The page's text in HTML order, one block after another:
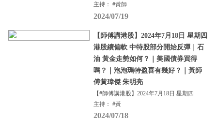
主持： #黃師
2024/07/19
【師傅講港股】2024年7月18日 星期四
港股續偏軟 中特股部分開始反彈｜石
油 黃金走勢如何？｜美國債券買得
嗎？｜泡泡瑪特盈喜有幾好？｜黃師
傅黃瑋傑 朱明亮
【#師傅講港股】2024年7月18日 星期四
主持： #黃
2024/07/18